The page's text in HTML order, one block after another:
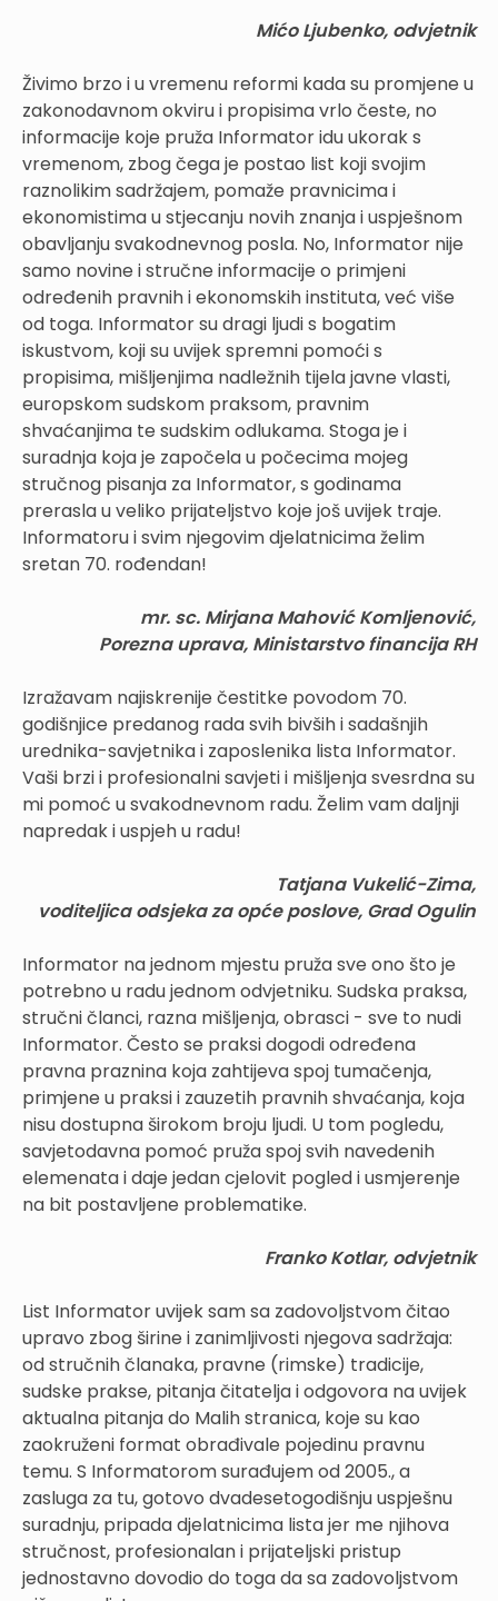
Mićo Ljubenko, odvjetnik
Živimo brzo i u vremenu reformi kada su promjene u
zakonodavnom okviru i propisima vrlo česte, no
informacije koje pruža Informator idu ukorak s
vremenom, zbog čega je postao list koji svojim
raznolikim sadržajem, pomaže pravnicima i
ekonomistima u stjecanju novih znanja i uspješnom
obavljanju svakodnevnog posla. No, Informator nije
samo novine i stručne informacije o primjeni
određenih pravnih i ekonomskih instituta, već više
od toga. Informator su dragi ljudi s bogatim
iskustvom, koji su uvijek spremni pomoći s
propisima, mišljenjima nadležnih tijela javne vlasti,
europskom sudskom praksom, pravnim
shvaćanjima te sudskim odlukama. Stoga je i
suradnja koja je započela u počecima mojeg
stručnog pisanja za Informator, s godinama
prerasla u veliko prijateljstvo koje još uvijek traje.
Informatoru i svim njegovim djelatnicima želim
sretan 70. rođendan!
mr. sc. Mirjana Mahović Komljenović,
Porezna uprava, Ministarstvo financija RH
Izražavam najiskrenije čestitke povodom 70.
godišnjice predanog rada svih bivših i sadašnjih
urednika-savjetnika i zaposlenika lista Informator.
Vaši brzi i profesionalni savjeti i mišljenja svesrdna su
mi pomoć u svakodnevnom radu. Želim vam daljnji
napredak i uspjeh u radu!
Tatjana Vukelić-Zima,
voditeljica odsjeka za opće poslove, Grad Ogulin
Informator na jednom mjestu pruža sve ono što je
potrebno u radu jednom odvjetniku. Sudska praksa,
stručni članci, razna mišljenja, obrasci - sve to nudi
Informator. Često se praksi dogodi određena
pravna praznina koja zahtijeva spoj tumačenja,
primjene u praksi i zauzetih pravnih shvaćanja, koja
nisu dostupna širokom broju ljudi. U tom pogledu,
savjetodavna pomoć pruža spoj svih navedenih
elemenata i daje jedan cjelovit pogled i usmjerenje
na bit postavljene problematike.
Franko Kotlar, odvjetnik
List Informator uvijek sam sa zadovoljstvom čitao
upravo zbog širine i zanimljivosti njegova sadržaja:
od stručnih članaka, pravne (rimske) tradicije,
sudske prakse, pitanja čitatelja i odgovora na uvijek
aktualna pitanja do Malih stranica, koje su kao
zaokruženi format obrađivale pojedinu pravnu
temu. S Informatorom surađujem od 2005., a
zasluga za tu, gotovo dvadesetogodišnju uspješnu
suradnju, pripada djelatnicima lista jer me njihova
stručnost, profesionalan i prijateljski pristup
jednostavno dovodio do toga da sa zadovoljstvom